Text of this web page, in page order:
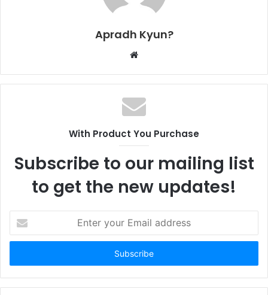
Apradh Kyun?
b
s
i
e
With Product You Purchase
Subscribe to our mailing list
to get the new updates!
t
r
y